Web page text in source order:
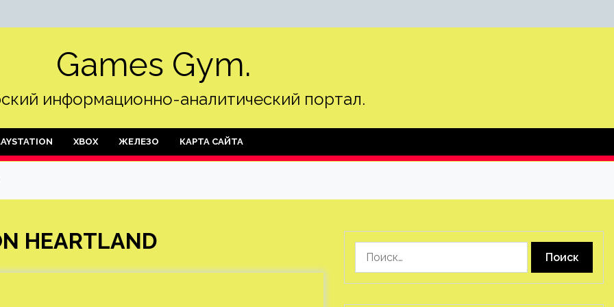
Games Gym.
информационно-аналитический портал.
XBOX ЖЕЛЕЗО КАРТА САЙТА
HEARTLAND